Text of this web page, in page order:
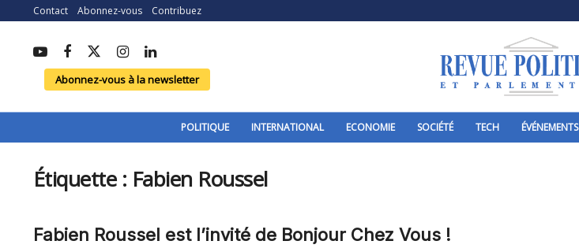
Contact Abonnez-vous Contribuez
Abonnez-vous à la newsletter
POLITIQUE INTERNATIONAL ECONOMIE SOCIÉTÉ TECH ÉVÉNEMENTS
Étiquette : Fabien Roussel
Fabien Roussel est l’invité de Bonjour Chez Vous !